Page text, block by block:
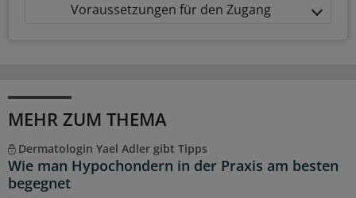
Voraussetzungen für den Zugang
MEHR ZUM THEMA
Dermatologin Yael Adler gibt Tipps
Wie man Hypochondern in der Praxis am besten
begegnet